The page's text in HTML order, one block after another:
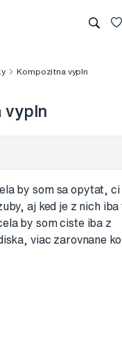
Kompozitna vypln
vypln
by som sa opytat, ci
aj ked je z nich
by som ciste iba z
viac zarovnane